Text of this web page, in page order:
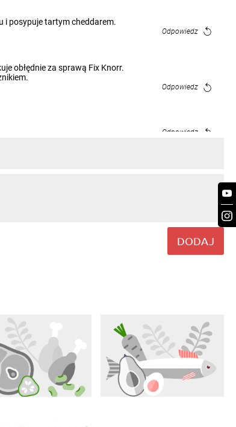
i posypuje tartym cheddarem.
Odpowiedz
obłędnie za sprawą Fix Knorr.
Odpowiedz
Odpowiedz
DODAJ